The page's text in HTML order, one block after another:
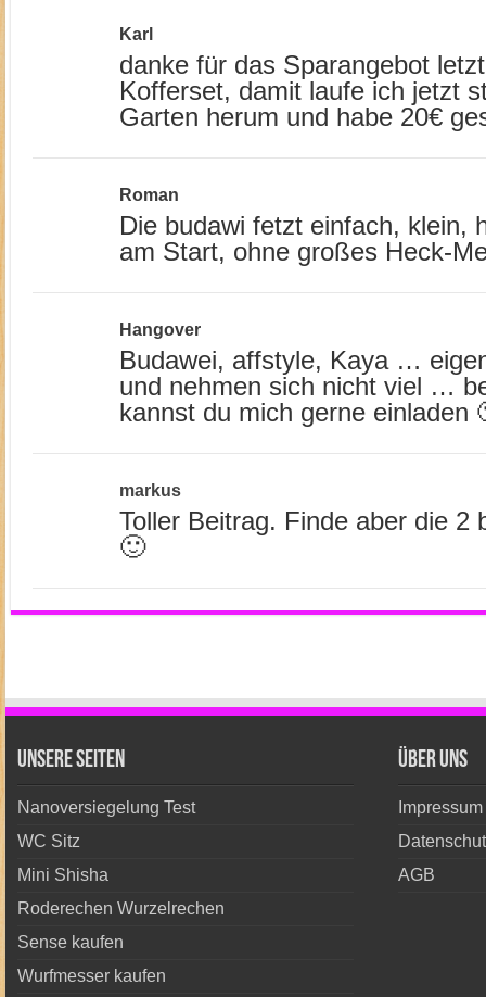
Karl
danke für das Sparangebot
Kofferset, damit laufe ich jetzt
Garten herum und habe 20€
Roman
Die budawi fetzt einfach, klein,
am Start, ohne großes Heck-
Hangover
Budawei, affstyle, Kaya …
und nehmen sich nicht viel …
kannst du mich gerne einladen
markus
Toller Beitrag. Finde aber die 2
🙂
unsere Seiten
Nanoversiegelung Test
WC Sitz
Mini Shisha
Roderechen Wurzelrechen
Sense kaufen
Wurfmesser kaufen
Über Uns
Impressum
AGB